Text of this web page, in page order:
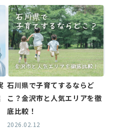
石川県で子育てするならど
こ？金沢市と人気エリアを徹
底比較！
2026.02.12